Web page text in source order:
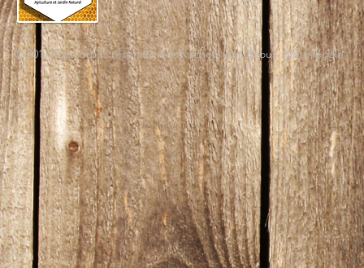
© 2017 Tous droits réservés. Les Ruchers des Baous. Note légale